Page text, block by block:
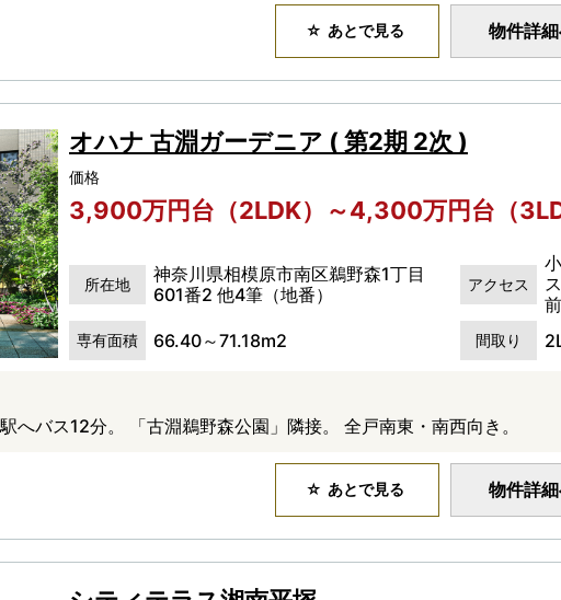
あとで見る 物件詳
オハナ 古淵ガーデニア ( 第2期 2次 )
価格
3,900万円台（2LDK）～4,300万円台（
所在地
神奈川県相模原市南区鵜野森1丁目
601番2 他4筆（地番）
アクセス
専有面積 66.40～71.18m2 間取り
へバス12分。 「古淵鵜野森公園」隣接。 全戸南東・南西向き。
あとで見る 物件詳